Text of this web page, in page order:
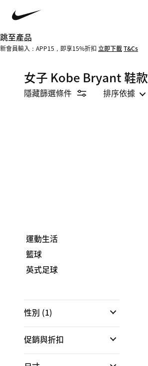
跳至產品
新會員輸入：APP15，即享15%折扣 立即下載T&Cs
女子 Kobe Bryant 鞋款
隱藏篩選條件 排序依據
運動生活
籃球
英式足球
性別 (1)
促銷與折扣